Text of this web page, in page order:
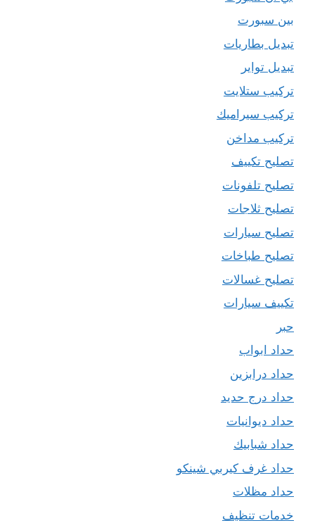
بين سبورت
تبديل بطاريات
تبديل تواير
تركيب ستلايت
تركيب سيراميك
تركيب مداخن
تصليح تكييف
تصليح تلفونات
تصليح ثلاجات
تصليح سيارات
تصليح طباخات
تصليح غسالات
تكييف سيارات
حبر
حداد ابواب
حداد درابزين
حداد درج حديد
حداد ديوانيات
حداد شبابيك
حداد غرف كيربي شينكو
حداد مظلات
خدمات تنظيف